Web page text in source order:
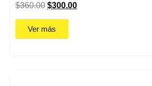
$360.00 $300.00
Ver más